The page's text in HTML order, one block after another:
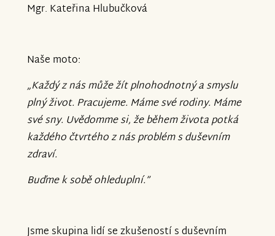
Mgr. Kateřina Hlubučková
Naše moto:
„Každý z nás může žít plnohodnotný a smyslu
plný život. Pracujeme. Máme své rodiny. Máme
své sny. Uvědomme si, že během života potká
každého čtvrtého z nás problém s duševním
zdraví.
Buďme k sobě ohleduplní.”
Jsme skupina lidí se zkušeností s duševním